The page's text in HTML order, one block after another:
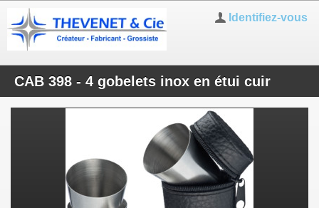
Identifiez-vous
CAB 398 - 4 gobelets inox en étui cuir